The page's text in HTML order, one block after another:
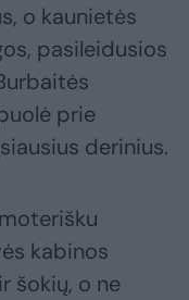
o kaunietės
pasileidusios
prie
derinius.
kabinos
šokių, o ne